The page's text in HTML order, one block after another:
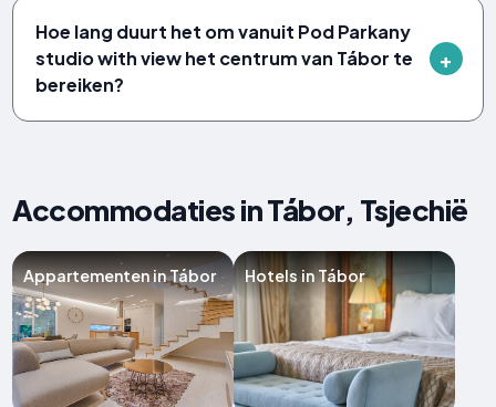
Hoe lang duurt het om vanuit Pod Parkany
studio with view het centrum van Tábor te
bereiken?
Accommodaties in Tábor, Tsjechië
Appartementen in Tábor Hotels in Tábor